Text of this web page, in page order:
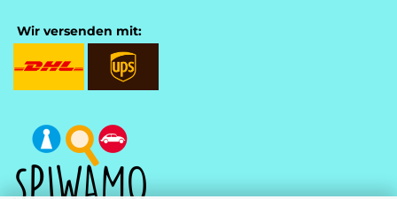
Wir versenden mit: